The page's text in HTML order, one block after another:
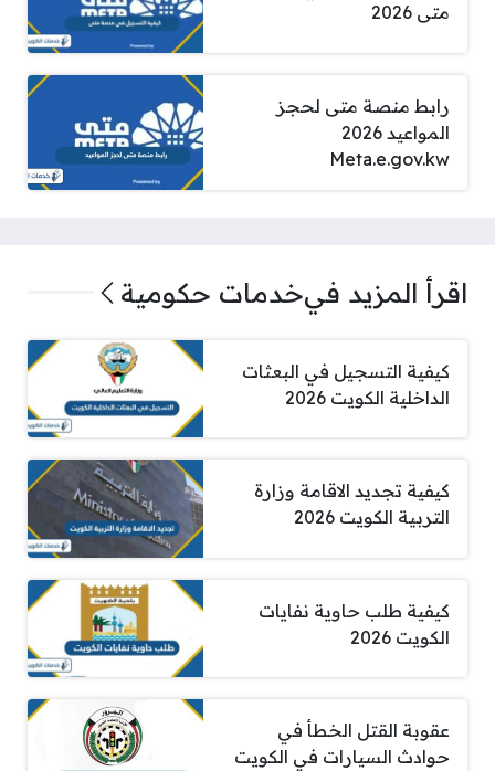
متى 2026
رابط منصة متى لحجز
المواعيد 2026
Meta.e.gov.kw
اقرأ المزيد فيخدمات حكومية
كيفية التسجيل في البعثات
الداخلية الكويت 2026
كيفية تجديد الاقامة وزارة
التربية الكويت 2026
كيفية طلب حاوية نفايات
الكويت 2026
عقوبة القتل الخطأ في
حوادث السيارات في الكويت